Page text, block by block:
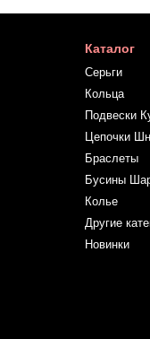
Каталог
Серьги
Кольца
Подвески
Цепочки
Браслеты
Бусины
Колье
Другие
Новинки